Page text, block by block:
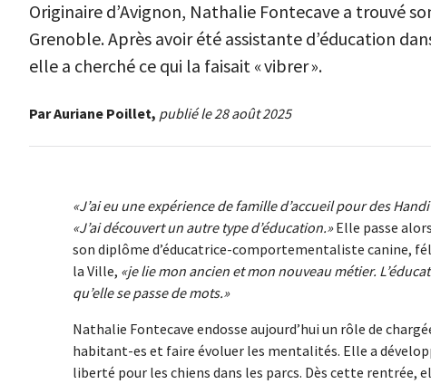
Originaire d’Avignon, Nathalie Fontecave a trouvé
Grenoble. Après avoir été assistante d’éducation
elle a cherché ce qui la faisait « vibrer ».
Par Auriane Poillet, publié le 28 août 2025
J’ai eu une expérience de famille d’accueil pour des
J’ai découvert un autre type d’éducation. Elle passe
son diplôme d’éducatrice-comportementaliste canine,
la Ville, je lie mon ancien et mon nouveau métier.
qu’elle se passe de mots.
Nathalie Fontecave endosse aujourd’hui un rôle de
habitant-es et faire évoluer les mentalités. Elle a
liberté pour les chiens dans les parcs. Dès cette rentrée,